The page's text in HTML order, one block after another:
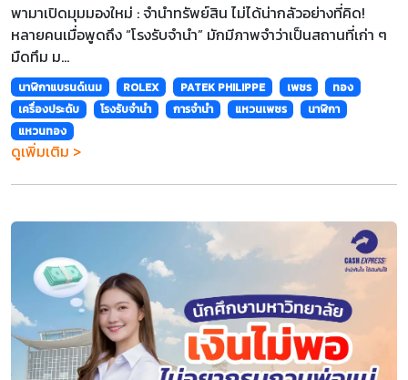
พามาเปิดมุมมองใหม่ : จำนำทรัพย์สิน ไม่ได้น่ากลัวอย่างที่คิด!
หลายคนเมื่อพูดถึง “โรงรับจำนำ” มักมีภาพจำว่าเป็นสถานที่เก่า ๆ
มืดทึม ม...
นาฬิกาแบรนด์เนม ROLEX PATEK PHILIPPE เพชร
ทอง
เครื่องประดับ
โรงรับจำนำ การจำนำ แหวนเพชร
นาฬิกา
แหวนทอง
ดูเพิ่มเติม >